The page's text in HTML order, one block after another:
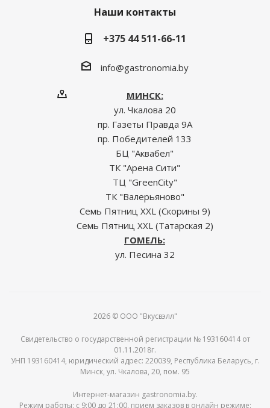
Наши контакты
+375 44 511-66-11
info@gastronomia.by
МИНСК:
ул. Чкалова 20
пр. Газеты Правда 9А
пр. Победителей 133
БЦ "Аквабел"
ТК "Арена Сити"
ТЦ "GreenCity"
ТК "Валерьяново"
Семь Пятниц XXL (Скорины 9)
Семь Пятниц XXL (Татарская 2)
ГОМЕЛЬ:
ул. Песина 32
2026 © ООО "Вкусвэлл"
Свидетельство о государственной регистрации № 193160414 от
01.11.2018г.
УНП 193160414, юридический адрес: 220039, Республика Беларусь, г.
Минск, ул. Чкалова, 20, пом. 95
Интернет-магазин gastronomia.by.
Режим работы: c 9:00 до 21:00, прием заказов в онлайн режиме: